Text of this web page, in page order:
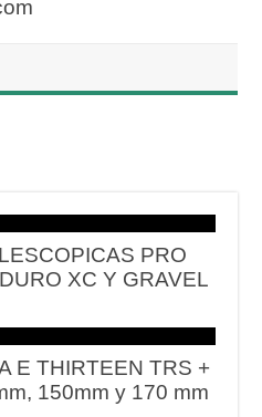
PRO
XC Y GRAVEL
E THIRTEEN TRS +
150mm y 170 mm